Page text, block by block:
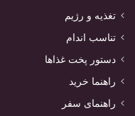
تغذیه و رژیم
تناسب اندام
دستور پخت غذاها
راهنما خرید
راهنمای سفر